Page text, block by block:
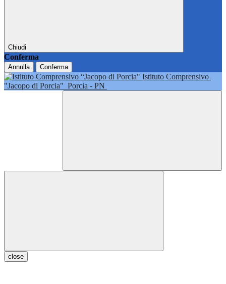
Chiudi
Conferma
Annulla Conferma
Istituto Comprensivo
"Jacopo di Porcia" Porcia - PN
close